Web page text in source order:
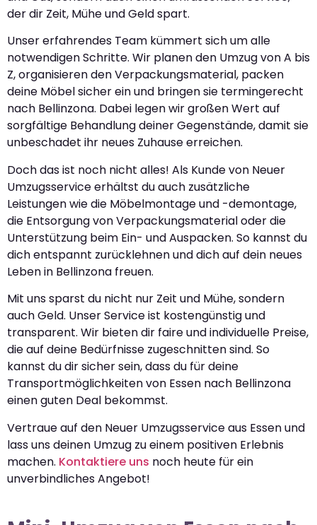
der dir Zeit, Mühe und Geld spart.
Unser erfahrendes Team kümmert sich um alle
notwendigen Schritte. Wir planen den Umzug von A bis
Z, organisieren den Verpackungsmaterial, packen
deine Möbel sicher ein und bringen sie termingerecht
nach Bellinzona. Dabei legen wir großen Wert auf
sorgfältige Behandlung deiner Gegenstände, damit sie
unbeschadet ihr neues Zuhause erreichen.
Doch das ist noch nicht alles! Als Kunde von Neuer
Umzugsservice erhältst du auch zusätzliche
Leistungen wie die Möbelmontage und -demontage,
die Entsorgung von Verpackungsmaterial oder die
Unterstützung beim Ein- und Auspacken. So kannst du
dich entspannt zurücklehnen und dich auf dein neues
Leben in Bellinzona freuen.
Mit uns sparst du nicht nur Zeit und Mühe, sondern
auch Geld. Unser Service ist kostengünstig und
transparent. Wir bieten dir faire und individuelle Preise,
die auf deine Bedürfnisse zugeschnitten sind. So
kannst du dir sicher sein, dass du für deine
Transportmöglichkeiten von Essen nach Bellinzona
einen guten Deal bekommst.
Vertraue auf den Neuer Umzugsservice aus Essen und
lass uns deinen Umzug zu einem positiven Erlebnis
machen. Kontaktiere uns noch heute für ein
unverbindliches Angebot!